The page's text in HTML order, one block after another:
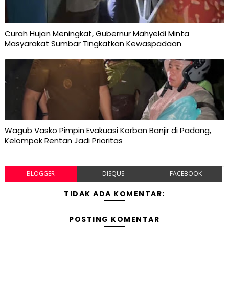
Curah Hujan Meningkat, Gubernur Mahyeldi Minta
Masyarakat Sumbar Tingkatkan Kewaspadaan
Wagub Vasko Pimpin Evakuasi Korban Banjir di Padang,
Kelompok Rentan Jadi Prioritas
BLOGGER DISQUS FACEBOOK
TIDAK ADA KOMENTAR:
POSTING KOMENTAR